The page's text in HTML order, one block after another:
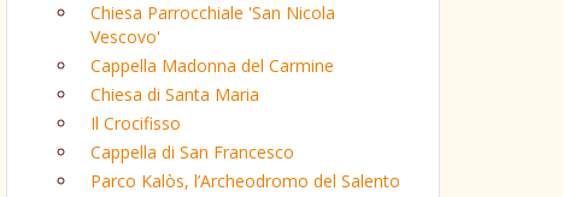
Chiesa Parrocchiale 'San Nicola
Vescovo'
Cappella Madonna del Carmine
Chiesa di Santa Maria
Il Crocifisso
Cappella di San Francesco
Parco Kalòs, l’Archeodromo del Salento